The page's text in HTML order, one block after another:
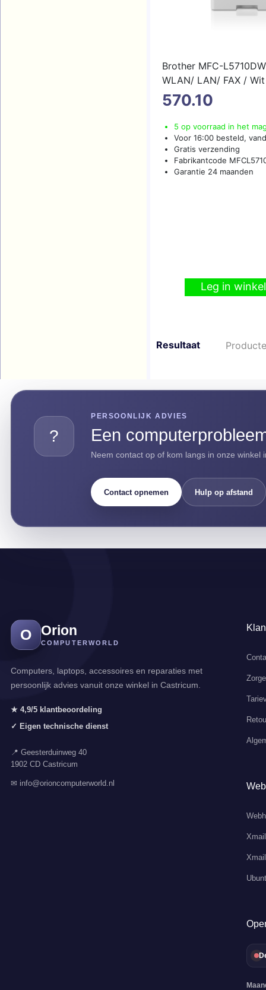
Brother MFC-
WLAN/ LAN/ FAX /
570.10
5 op voorraad in het
Voor 16:00 besteld,
Gratis verzending
Fabrikantcode
Garantie 24 maanden
Leg in
Resultaat
?
PERSOONLIJK ADVIES
Een
Neem contact op of kom langs in onze winkel
Contact opnemen Hulp op afstand
O Orion
COMPUTERWORLD
Computers, laptops, accessoires en reparaties met
persoonlijk advies vanuit onze winkel in Castricum.
★ 4,9/5 klantbeoordeling
✓ Eigen technische dienst
📍 Geesterduinweg 40
1902 CD Castricum
✉ info@orioncomputerworld.nl